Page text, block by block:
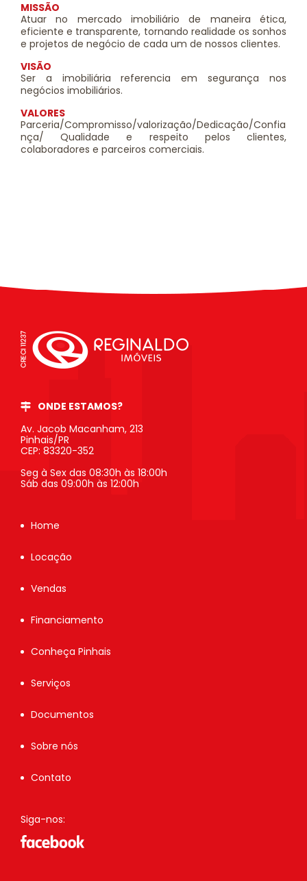
MISSÃO
Atuar no mercado imobiliário de maneira ética,
eficiente e transparente, tornando realidade os sonhos
e projetos de negócio de cada um de nossos clientes.
VISÃO
Ser a imobiliária referencia em segurança nos
negócios imobiliários.
VALORES
Parceria/Compromisso/valorização/Dedicação/Confia
nça/ Qualidade e respeito pelos clientes,
colaboradores e parceiros comerciais.
ONDE ESTAMOS?
Av. Jacob Macanham, 213
Pinhais/PR
CEP: 83320-352
Seg à Sex das 08:30h às 18:00h
Sáb das 09:00h às 12:00h
Home
Locação
Vendas
Financiamento
Conheça Pinhais
Serviços
Documentos
Sobre nós
Contato
Siga-nos: